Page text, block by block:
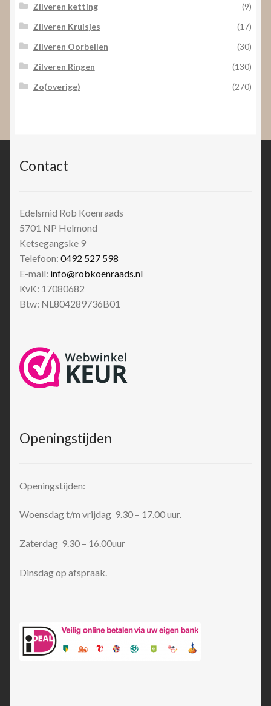
Zilveren ketting
(9)
Zilveren Kruisjes
(17)
Zilveren Oorbellen
(30)
Zilveren Ringen
(130)
Zo(overige)
(270)
Contact
Edelsmid Rob Koenraads
5701 NP Helmond
Ketsegangske 9
Telefoon: 0492 527 598
E-mail: info@robkoenraads.nl
KvK: 17080682
Btw: NL804289736B01
Openingstijden
Openingstijden:
Woensdag t/m vrijdag 9.30 – 17.00 uur.
Zaterdag 9.30 – 16.00uur
Dinsdag op afspraak.